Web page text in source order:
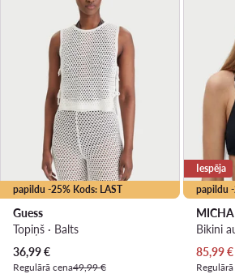
papildu -25% Kods: LAST
Guess
Topiņš · Balts
Pašreizējā cena
36,99€
Regulārā cena49,99 €
papildu
Iespēja
Bikini
85,99€